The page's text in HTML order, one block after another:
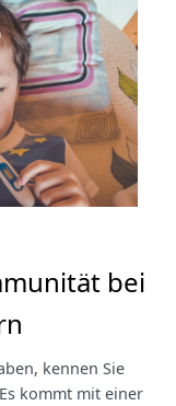
bei
kennen Sie
kommt mit einer